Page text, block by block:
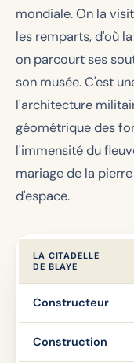
mondiale. On la
les remparts, d'où
on parcourt ses
son musée. C'est
l'architecture
géométrique des
l'immensité du
mariage de la
d'espace.
LA CITADELLE
DE BLAYE
Constructeur
Construction